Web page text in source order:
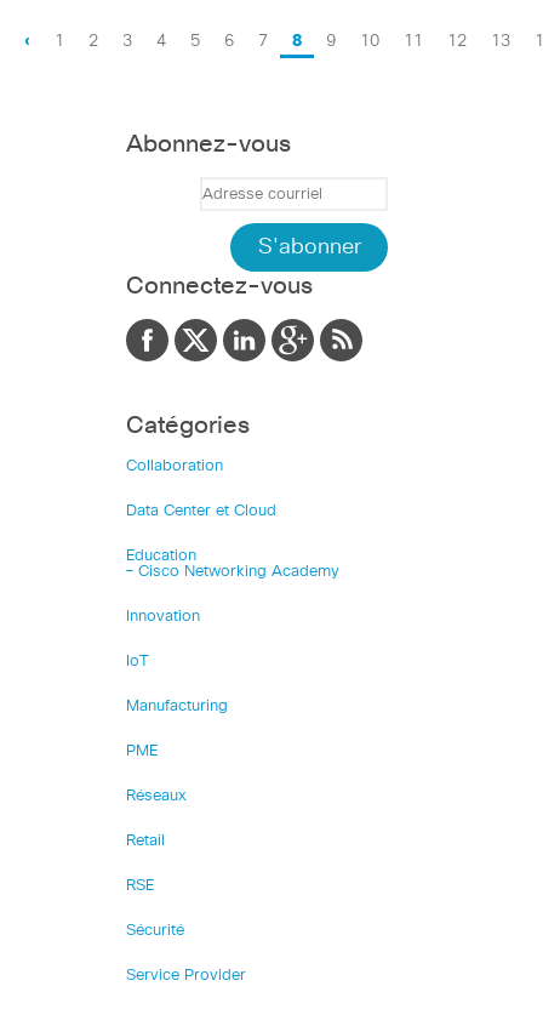
‹ 1 2 3 4 5 6 7 8 9 10 11 12 13
Abonnez-vous
Connectez-vous
Catégories
Collaboration
Data Center et Cloud
Education
– Cisco Networking Academy
Innovation
IoT
Manufacturing
PME
Réseaux
Retail
RSE
Sécurité
Service Provider